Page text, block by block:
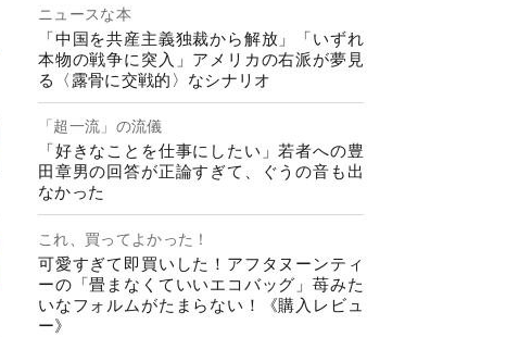
ニュースな本
「中国を共産主義独裁から解放」「いずれ
本物の戦争に突入」アメリカの右派が夢見
る〈露骨に交戦的〉なシナリオ
「超一流」の流儀
「好きなことを仕事にしたい」若者への豊
田章男の回答が正論すぎて、ぐうの音も出
なかった
これ、買ってよかった！
可愛すぎて即買いした！アフタヌーンティ
ーの「畳まなくていいエコバッグ」苺みた
いなフォルムがたまらない！《購入レビュ
ー》